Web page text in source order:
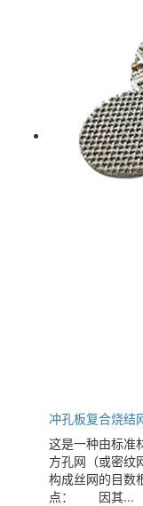
冲孔板复合烧结
这是一种由标准
方孔网（或密纹
构成丝网的目数
点： 因其...